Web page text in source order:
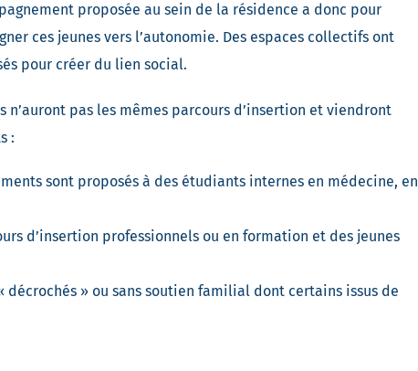
proposée au sein de la résidence a donc pour
ces jeunes vers l’autonomie. Des espaces collectifs ont
pour créer du lien social.
n’auront pas les mêmes parcours d’insertion et viendront
:
sont proposés à des étudiants internes en médecine, en
d’insertion professionnels ou en formation et des jeunes
» ou sans soutien familial dont certains issus de